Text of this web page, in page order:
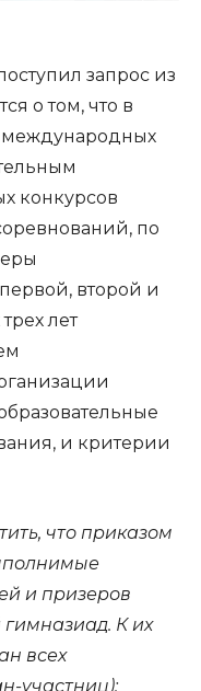
запрос из
о том, что в
международных
конкурсов
по
второй и
лет
и критерии
что приказом
и призеров
К их
всех
участниц);